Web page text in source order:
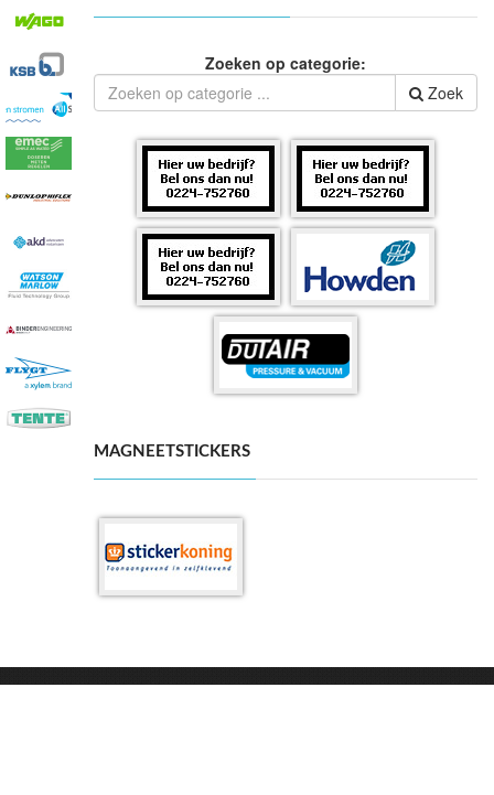
Zoeken op categorie:
Zoek
MAGNEETSTICKERS